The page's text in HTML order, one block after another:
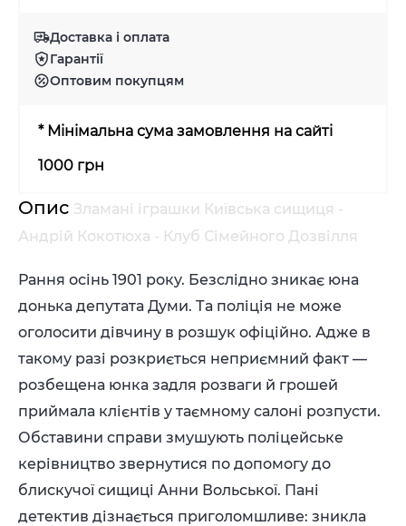
Доставка і оплата
Гарантії
Оптовим покупцям
* Мінімальна сума замовлення на сайті
1000 грн
Опис Зламані іграшки Київська сищиця -
Андрій Кокотюха - Клуб Сімейного Дозвілля
Рання осінь 1901 року. Безслідно зникає юна
донька депутата Думи. Та поліція не може
оголосити дівчину в розшук офіційно. Адже в
такому разі розкриється неприємний факт —
розбещена юнка задля розваги й грошей
приймала клієнтів у таємному салоні розпусти.
Обставини справи змушують поліцейське
керівництво звернутися по допомогу до
блискучої сищиці Анни Вольської. Пані
детектив дізнається приголомшливе: зникла